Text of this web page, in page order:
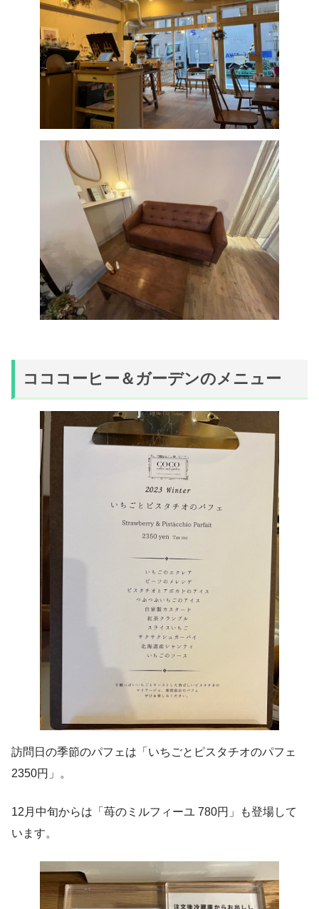
コココーヒー＆ガーデンのメニュー
訪問日の季節のパフェは「いちごとピスタチオのパフェ
2350円」。
12月中旬からは「苺のミルフィーユ 780円」も登場して
います。